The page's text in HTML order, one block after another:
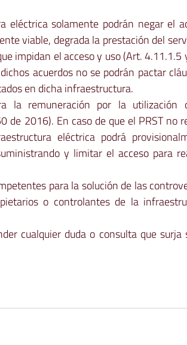
eléctrica solamente podrán negar el
viable, degrada la prestación del
impidan el acceso y uso (Art. 4.11.1.5
acuerdos no se podrán pactar
en dicha infraestructura.
la remuneración por la utilización
de 2016). En caso de que el PRST no
eléctrica podrá
y limitar el acceso para
para la solución de las
o controlantes de la
cualquier duda o consulta que surja